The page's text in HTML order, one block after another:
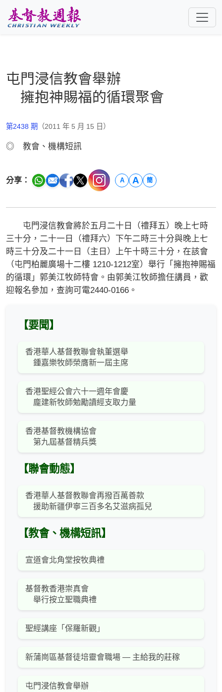
屯門浸信教會舉辦
擁抱神賜福的循環聚會
第2438 期 （2011 年 5 月 15 日）
◎ 教會、機構短訊
分享： A A 簡
屯門浸信教會將於五月二十日（禮拜五）晚上七時
三十分，二十一日（禮拜六）下午二時三十分與晚上七
時三十分及二十一日（主日）上午十時三十分，在該會
（屯門柏麗廣場十二樓 1210-1212室）舉行「擁抱神賜福
的循環」郭美江牧師特會。由郭美江牧師擔任講員，歡
迎報名參加，查詢可電2440-0166。
【要聞】
香港華人基督教聯會執董選舉
鍾嘉樂牧師榮膺新一屆主席
香港聖經公會六十一週年會慶
龐建新牧師勉勵讀經支取力量
香港基督教機構協會
第九屆基督精兵獎
【聯會動態】
香港華人基督教聯會再撥百萬善款
援助新疆伊寧三百多名艾滋病孤兒
【教會、機構短訊】
宣道會北角堂按牧典禮
基督教香港崇真會
舉行按立聖職典禮
聖經講座「保羅新觀」
新蒲崗區基督徒培靈會職場 — 主給我的莊稼
屯門浸信教會舉辦